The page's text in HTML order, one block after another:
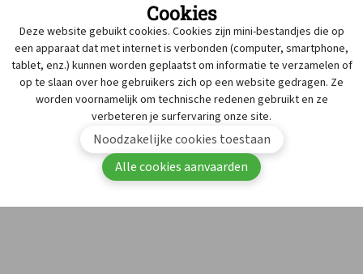
Advies & expertiseCookies
Deze website gebuikt cookies. Cookies zijn mini-bestandjes die op
een apparaat dat met internet is verbonden (computer, smartphone,
tablet, enz.) kunnen worden geplaatst om informatie te verzamelen of
op te slaan over hoe gebruikers zich op een website gedragen. Ze
worden voornamelijk om technische redenen gebruikt en ze
verbeteren je surfervaring onze site.
Noodzakelijke cookies toestaan
Alle cookies aanvaarden